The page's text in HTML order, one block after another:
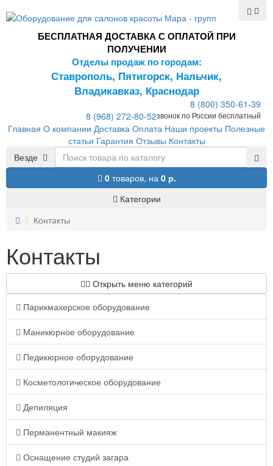
БЕСПЛАТНАЯ ДОСТАВКА С ОПЛАТОЙ ПРИ
ПОЛУЧЕНИИ
Отделы продаж по городам:
Ставрополь, Пятигорск, Нальчик,
Владикавказ, Краснодар
8 (800) 350-61-39
звонок по России бесплатный
8 (968) 272-80-52
Главная О компании Доставка Оплата Наши проекты Полезные
статьи Гарантия Отзывы Контакты
Везде
0товаров, на 0 р.
Категории
Контакты
Контакты
Открыть меню категорий
Парикмахерское оборудование
Маникюрное оборудование
Педикюрное оборудование
Косметологическое оборудование
Депиляция
Перманентный макияж
Оснащение студий загара